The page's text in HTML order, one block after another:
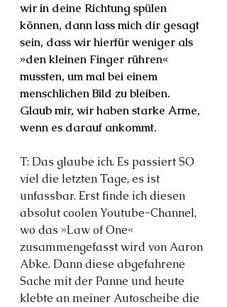
wir in deine Richtung spülen
können, dann lass mich dir gesagt
sein, dass wir hierfür weniger als
»den kleinen Finger rühren«
mussten, um mal bei einem
menschlichen Bild zu bleiben.
Glaub mir, wir haben starke Arme,
wenn es darauf ankommt.
T: Das glaube ich. Es passiert SO
viel die letzten Tage, es ist
unfassbar. Erst finde ich diesen
absolut coolen Youtube-Channel,
wo das »Law of One«
zusammengefasst wird von Aaron
Abke. Dann diese abgefahrene
Sache mit der Panne und heute
klebte an meiner Autoscheibe die